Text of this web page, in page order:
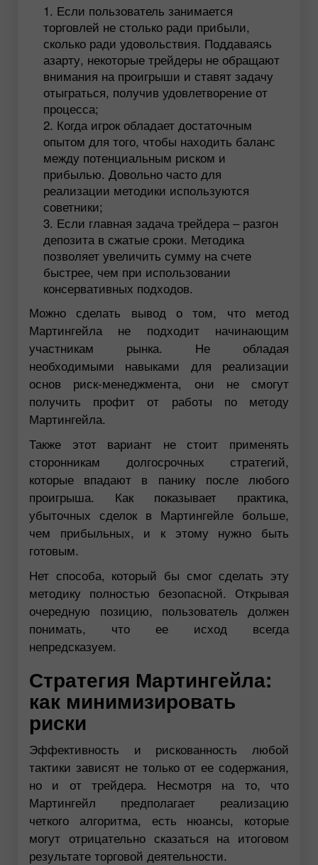
Если пользователь занимается
торговлей не столько ради прибыли,
сколько ради удовольствия. Поддаваясь
азарту, некоторые трейдеры не обращают
внимания на проигрыши и ставят задачу
отыграться, получив удовлетворение от
процесса;
Когда игрок обладает достаточным
опытом для того, чтобы находить баланс
между потенциальным риском и
прибылью. Довольно часто для
реализации методики используются
советники;
Если главная задача трейдера – разгон
депозита в сжатые сроки. Методика
позволяет увеличить сумму на счете
быстрее, чем при использовании
консервативных подходов.
Можно сделать вывод о том, что метод
Мартингейла не подходит начинающим
участникам рынка. Не обладая
необходимыми навыками для реализации
основ риск-менеджмента, они не смогут
получить профит от работы по методу
Мартингейла.
Также этот вариант не стоит применять
сторонникам долгосрочных стратегий,
которые впадают в панику после любого
проигрыша. Как показывает практика,
убыточных сделок в Мартингейле больше,
чем прибыльных, и к этому нужно быть
готовым.
Нет способа, который бы смог сделать эту
методику полностью безопасной. Открывая
очередную позицию, пользователь должен
понимать, что ее исход всегда
непредсказуем.
Стратегия Мартингейла:
как минимизировать
риски
Эффективность и рискованность любой
тактики зависят не только от ее содержания,
но и от трейдера. Несмотря на то, что
Мартингейл предполагает реализацию
четкого алгоритма, есть нюансы, которые
могут отрицательно сказаться на итоговом
результате торговой деятельности.